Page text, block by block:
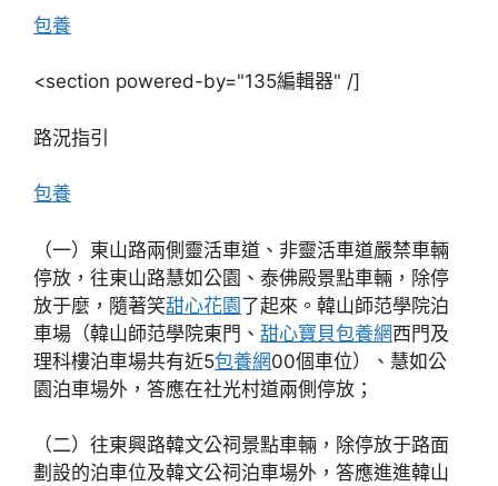
包養
<section powered-by="135編輯器" /]
路況指引
包養
（一）東山路兩側靈活車道、非靈活車道嚴禁車輛
停放，往東山路慧如公園、泰佛殿景點車輛，除停
放于麼，隨著笑甜心花園了起來。韓山師范學院泊
車場（韓山師范學院東門、 甜心寶貝包養網西門及
理科樓泊車場共有近5包養網00個車位）、慧如公
園泊車場外，答應在社光村道兩側停放；
（二）往東興路韓文公祠景點車輛，除停放于路面
劃設的泊車位及韓文公祠泊車場外，答應進進韓山